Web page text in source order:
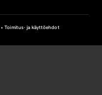
•Toimitus- ja käyttöehdot